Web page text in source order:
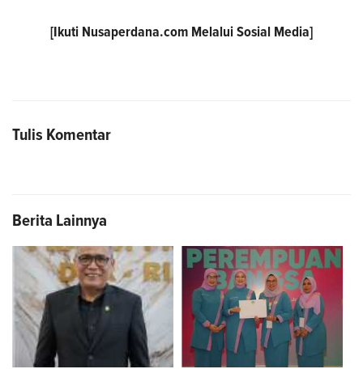
[Ikuti Nusaperdana.com Melalui Sosial Media]
Tulis Komentar
Berita Lainnya